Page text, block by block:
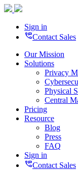
Sign in
perm_phone_msgContact Sales
Our Mission
Solutions
Privacy
Physical
Central
Pricing
Resource
Blog
Press
FAQ
Sign in
perm_phone_msgContact Sales